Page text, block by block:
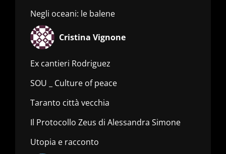
Negli oceani: le balene
Cristina Vignone
Ex cantieri Rodriguez
SOU _ Culture of peace
Taranto città vecchia
Il Protocollo Zeus di Alessandra Simone
Utopia e racconto